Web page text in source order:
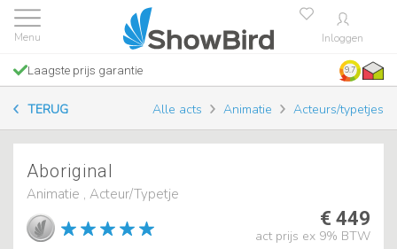
Inloggen
Laagste prijs garantie 9.7
TERUG Alle acts Animatie Acteurs/typetjes
Aboriginal
Animatie , Acteur/Typetje
€ 449
act prijs ex 9% BTW